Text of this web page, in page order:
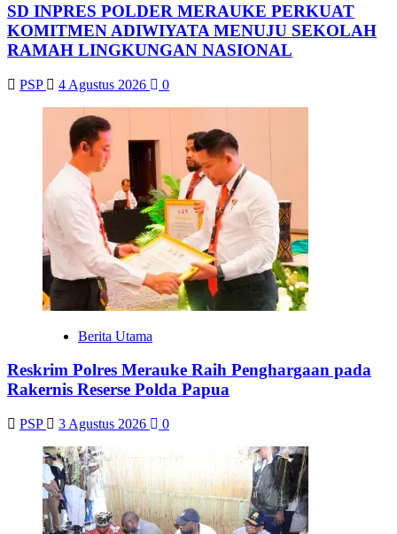
SD INPRES POLDER MERAUKE PERKUAT
KOMITMEN ADIWIYATA MENUJU SEKOLAH
RAMAH LINGKUNGAN NASIONAL
PSP 4 Agustus 2026 0
Berita Utama
Reskrim Polres Merauke Raih Penghargaan pada
Rakernis Reserse Polda Papua
PSP 3 Agustus 2026 0